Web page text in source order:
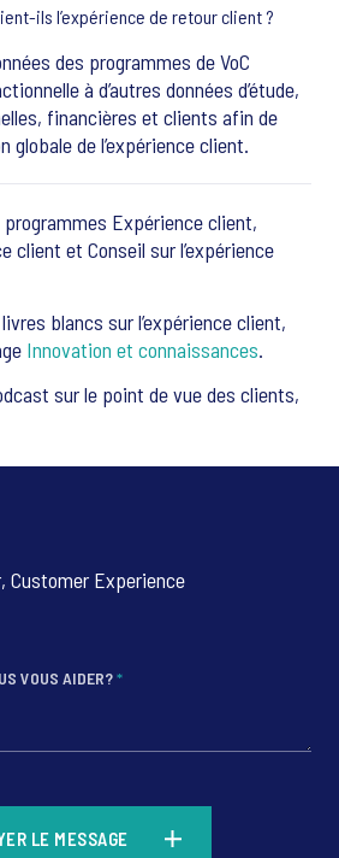
ils l’expérience de retour client ?
des programmes de VoC
à d’autres données d’étude,
financières et clients afin de
globale de l’expérience client.
Expérience client,
client et Conseil sur l’expérience
blancs sur l’expérience client,
Innovation et connaissances.
sur le point de vue des clients,
Customer Experience
VOUS AIDER?*
LE MESSAGE